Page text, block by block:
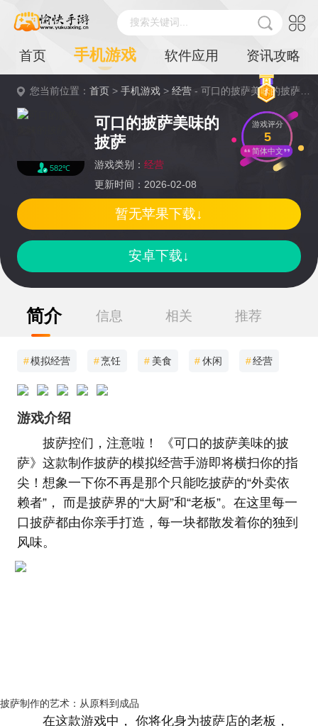
搜索关键词...
首页 手机游戏 软件应用 资讯攻略
您当前位置：首页 >手机游戏 >经营 - 可口的披萨美味的披萨详情
582℃
可口的披萨美味的
披萨
游戏类别： 经营
更新时间：2026-02-08
游戏评分
5
简体中文
安卓下载↓
暂无苹果下载↓
简介 信息 相关 推荐
#模拟经营 #烹饪 # 美食 #休闲 #经营
游戏介绍
披萨控们，注意啦！ 《可口的披萨美味的披
萨》这款制作披萨的模拟经营手游即将横扫你的指
尖！想象一下你不再是那个只能吃披萨的“外卖依
赖者”， 而是披萨界的“大厨”和“老板”。在这里每一
口披萨都由你亲手打造，每一块都散发着你的独到
风味。
披萨制作的艺术：从原料到成品
在这款游戏中， 你将化身为披萨店的老板，